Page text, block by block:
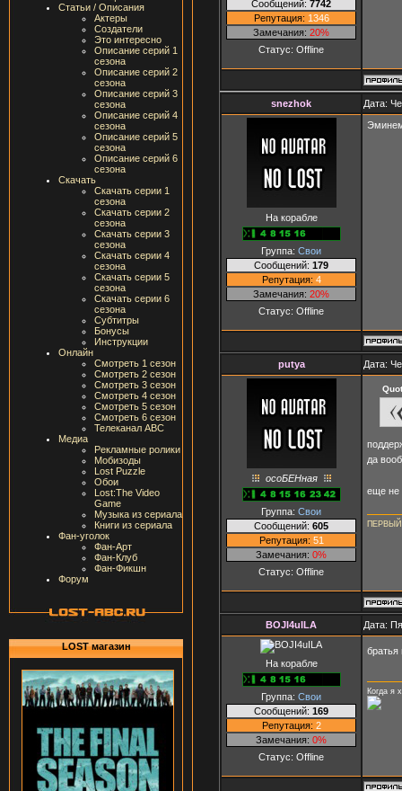
Статьи / Описания
Актеры
Создатели
Это интересно
Описание серий 1
сезона
Описание серий 2
сезона
Описание серий 3
сезона
Описание серий 4
сезона
Описание серий 5
сезона
Описание серий 6
сезона
Скачать
Скачать серии 1
сезона
Скачать серии 2
сезона
Скачать серии 3
сезона
Скачать серии 4
сезона
Скачать серии 5
сезона
Скачать серии 6
сезона
Субтитры
Бонусы
Инструкции
Онлайн
Смотреть 1 сезон
Смотреть 2 сезон
Смотреть 3 сезон
Смотреть 4 сезон
Смотреть 5 сезон
Смотреть 6 сезон
Телеканал ABC
Медиа
Рекламные ролики
Мобизоды
Lost Puzzle
Обои
Lost:The Video
Game
Музыка из сериала
Книги из сериала
Фан-уголок
Фан-Арт
Фан-Клуб
Фан-Фикшн
Форум
LOST магазин
Сообщений: 7742
Репутация: 1346
Замечания: 20%
Статус: Offline
snezhok Дата:
На корабле
Группа: Свои
Сообщений: 179
Репутация: 4
Замечания: 20%
Статус: Offline
putya Дата:
осоБЕНная
Группа: Свои
Сообщений: 605
Репутация: 51
Замечания: 0%
Статус: Offline
да
еще не
BOJI4uILA Дата:
На корабле
Группа: Свои
Сообщений: 169
Репутация: 2
Замечания: 0%
Статус: Offline
Когда я